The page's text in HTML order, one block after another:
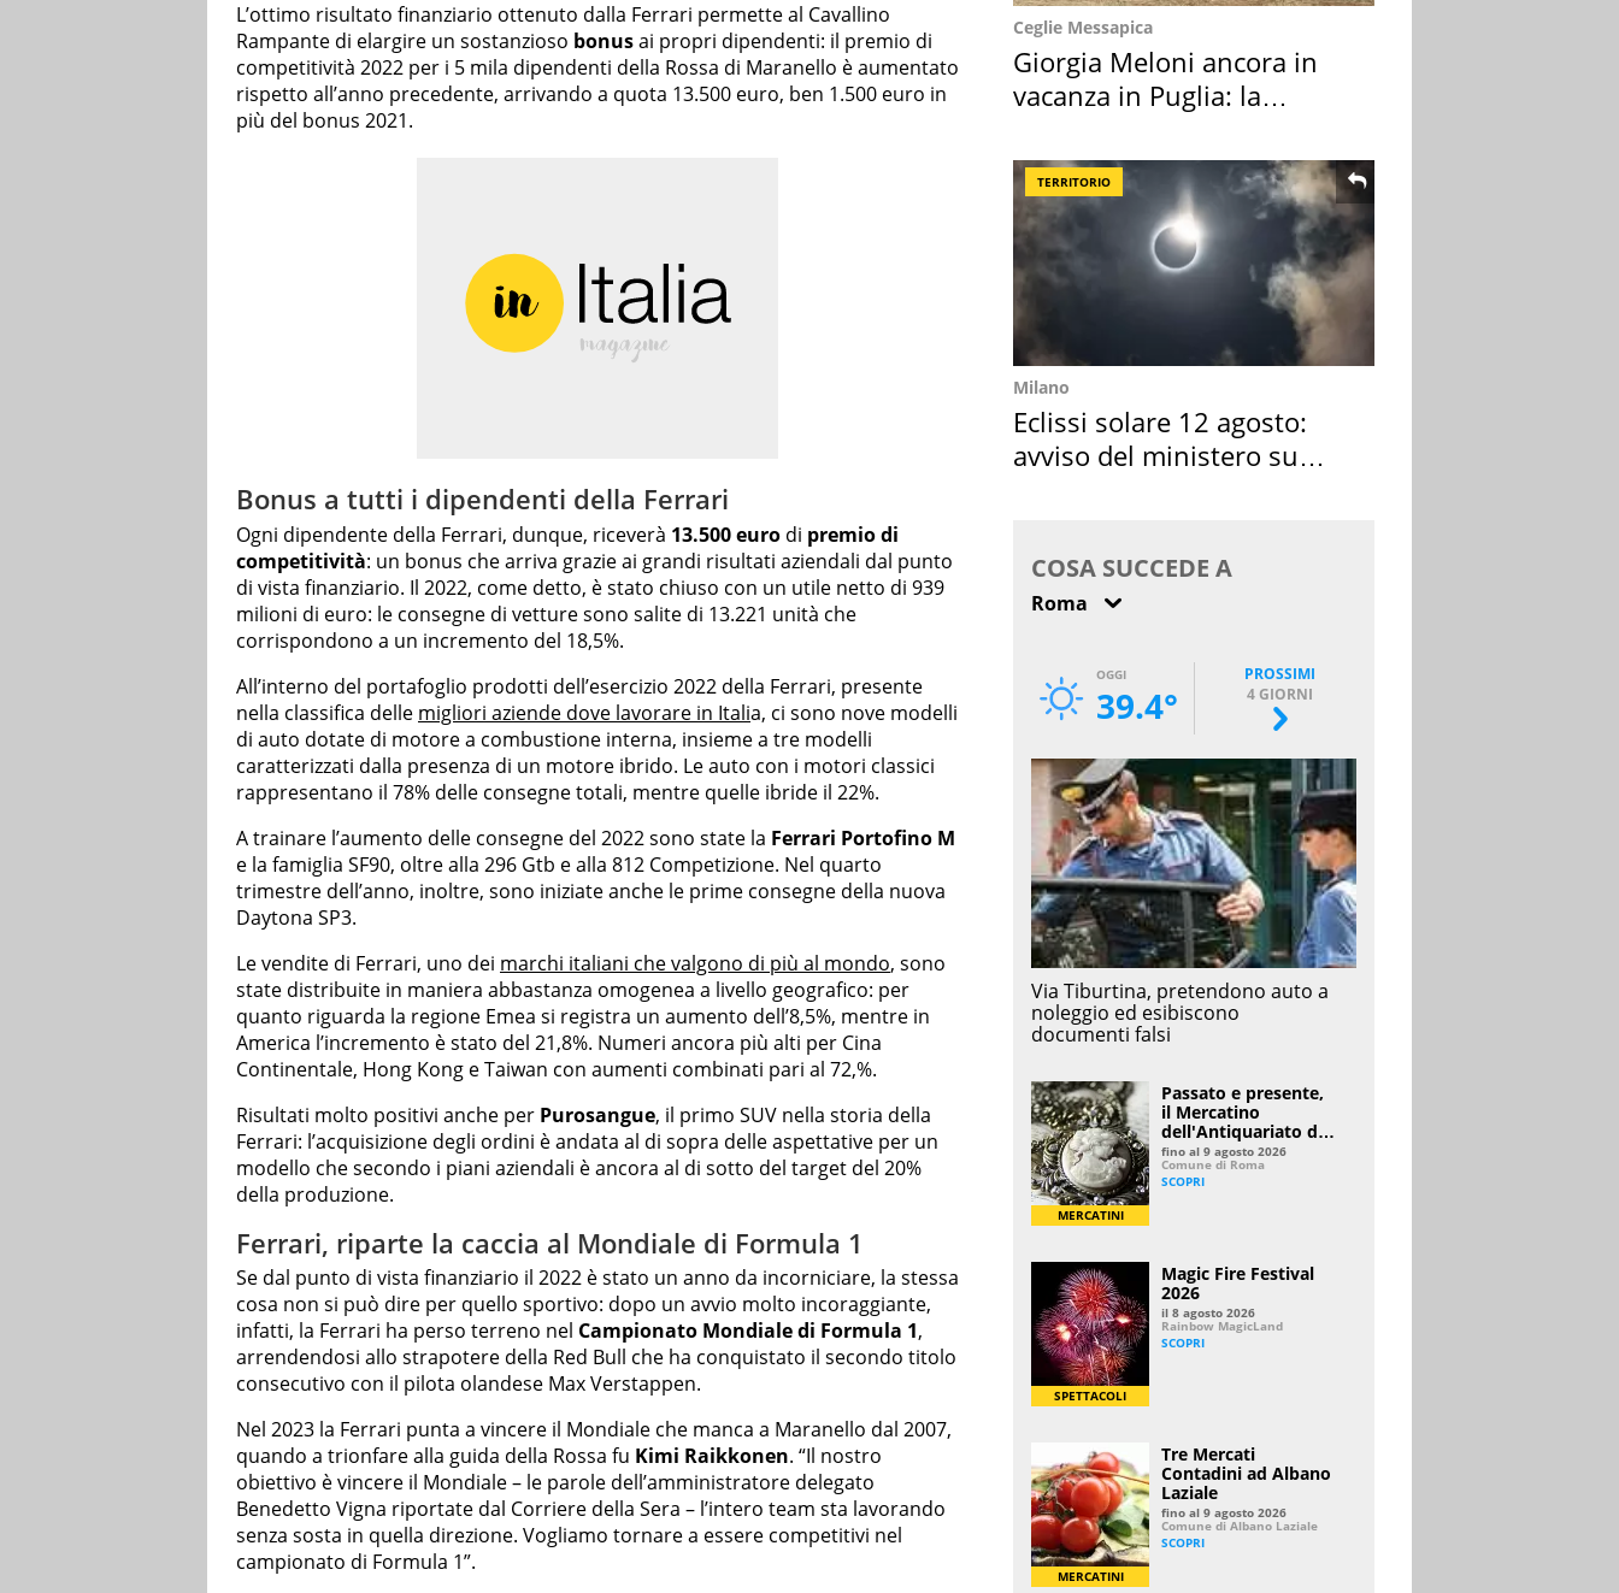
L’ottimo risultato finanziario ottenuto dalla Ferrari permette al Cavallino
Rampante di elargire un sostanzioso bonusai propri dipendenti: il premio di
competitività 2022 per i 5 mila dipendenti della Rossa di Maranello è aumentato
rispetto all’anno precedente, arrivando a quota 13.500 euro, ben 1.500 euro in
più del bonus 2021.
Bonus a tutti i dipendenti della Ferrari
Ogni dipendente della Ferrari, dunque, riceverà 13.500 euro di premio di
competitività: un bonus che arriva grazie ai grandi risultati aziendali dal punto
di vista finanziario. Il 2022, come detto, è stato chiuso con un utile netto di 939
milioni di euro: le consegne di vetture sono salite di 13.221 unità che
corrispondono a un incremento del 18,5%.
All’interno del portafoglio prodotti dell’esercizio 2022 della Ferrari, presente
nella classifica delle migliori aziende dove lavorare in Italia, ci sono nove modelli
di auto dotate di motore a combustione interna, insieme a tre modelli
caratterizzati dalla presenza di un motore ibrido. Le auto con i motori classici
rappresentano il 78% delle consegne totali, mentre quelle ibride il 22%.
A trainare l’aumento delle consegne del 2022 sono state la Ferrari Portofino M
e la famiglia SF90, oltre alla 296 Gtb e alla 812 Competizione. Nel quarto
trimestre dell’anno, inoltre, sono iniziate anche le prime consegne della nuova
Daytona SP3.
Le vendite di Ferrari, uno dei marchi italiani che valgono di più al mondo, sono
state distribuite in maniera abbastanza omogenea a livello geografico: per
quanto riguarda la regione Emea si registra un aumento dell’8,5%, mentre in
America l’incremento è stato del 21,8%. Numeri ancora più alti per Cina
Continentale, Hong Kong e Taiwan con aumenti combinati pari al 72,%.
Risultati molto positivi anche per Purosangue, il primo SUV nella storia della
Ferrari: l’acquisizione degli ordini è andata al di sopra delle aspettative per un
modello che secondo i piani aziendali è ancora al di sotto del target del 20%
della produzione.
Ferrari, riparte la caccia al Mondiale di Formula 1
Se dal punto di vista finanziario il 2022 è stato un anno da incorniciare, la stessa
cosa non si può dire per quello sportivo: dopo un avvio molto incoraggiante,
infatti, la Ferrari ha perso terreno nel Campionato Mondiale di Formula 1,
arrendendosi allo strapotere della Red Bull che ha conquistato il secondo titolo
consecutivo con il pilota olandese Max Verstappen.
Nel 2023 la Ferrari punta a vincere il Mondiale che manca a Maranello dal 2007,
quando a trionfare alla guida della Rossa fu Kimi Raikkonen. “Il nostro
obiettivo è vincere il Mondiale – le parole dell’amministratore delegato
Benedetto Vigna riportate dal Corriere della Sera – l’intero team sta lavorando
senza sosta in quella direzione. Vogliamo tornare a essere competitivi nel
campionato di Formula 1”.
Ceglie Messapica
Giorgia Meloni ancora in
vacanza in Puglia: la
TERRITORIO
Milano
Eclissi solare 12 agosto:
avviso del ministero su